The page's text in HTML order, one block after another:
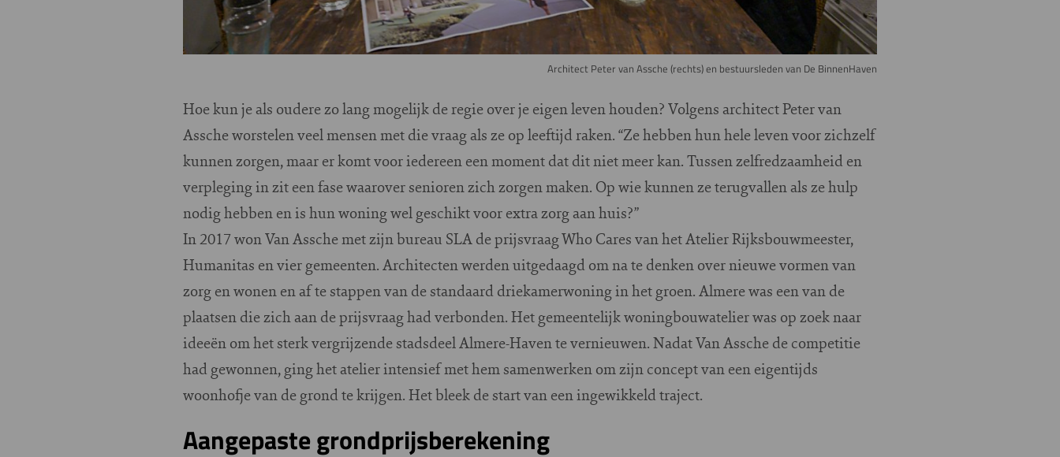
Architect Peter van Assche (rechts) en bestuursleden van De BinnenHaven
Hoe kun je als oudere zo lang mogelijk de regie over je eigen leven houden? Volgens architect Peter van
Assche worstelen veel mensen met die vraag als ze op leeftijd raken. “Ze hebben hun hele leven voor zichzelf
kunnen zorgen, maar er komt voor iedereen een moment dat dit niet meer kan. Tussen zelfredzaamheid en
verpleging in zit een fase waarover senioren zich zorgen maken. Op wie kunnen ze terugvallen als ze hulp
nodig hebben en is hun woning wel geschikt voor extra zorg aan huis?”
In 2017 won Van Assche met zijn bureau SLA de prijsvraag Who Cares van het Atelier Rijksbouwmeester,
Humanitas en vier gemeenten. Architecten werden uitgedaagd om na te denken over nieuwe vormen van
zorg en wonen en af te stappen van de standaard driekamerwoning in het groen. Almere was een van de
plaatsen die zich aan de prijsvraag had verbonden. Het gemeentelijk woningbouwatelier was op zoek naar
ideeën om het sterk vergrijzende stadsdeel Almere-Haven te vernieuwen. Nadat Van Assche de competitie
had gewonnen, ging het atelier intensief met hem samenwerken om zijn concept van een eigentijds
woonhofje van de grond te krijgen. Het bleek de start van een ingewikkeld traject.
Aangepaste grondprijsberekening